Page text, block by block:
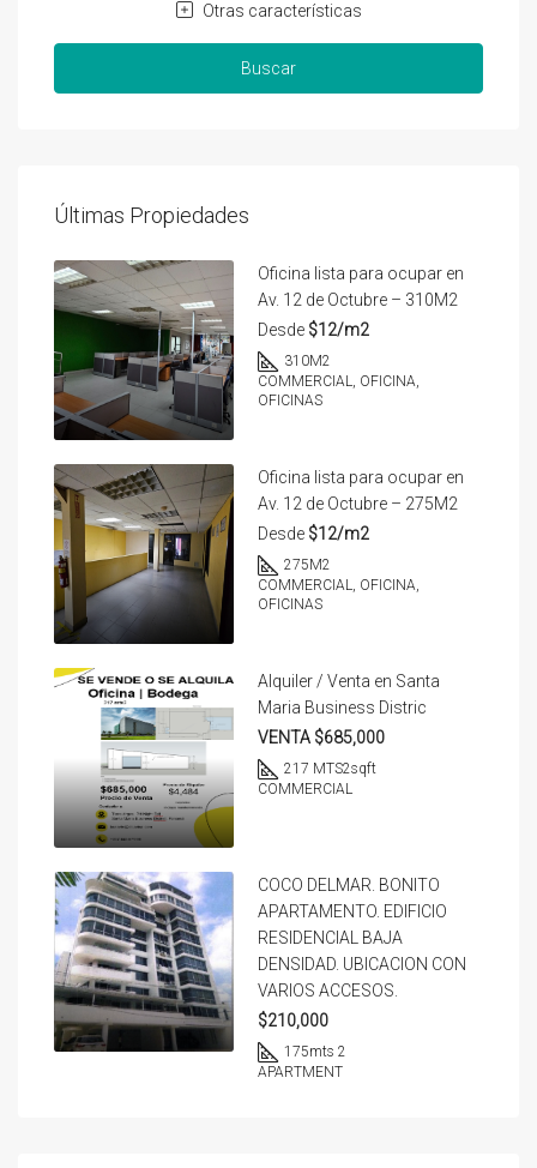
Otras características
Buscar
Últimas Propiedades
Oficina lista para ocupar en
Av. 12 de Octubre – 310M2
Desde $12/m2
310M2
COMMERCIAL, OFICINA,
OFICINAS
Oficina lista para ocupar en
Av. 12 de Octubre – 275M2
Desde $12/m2
275M2
COMMERCIAL, OFICINA,
OFICINAS
Alquiler / Venta en Santa
Maria Business Distric
VENTA $685,000
217 MTS2sqft
COMMERCIAL
COCO DELMAR. BONITO
APARTAMENTO. EDIFICIO
RESIDENCIAL BAJA
DENSIDAD. UBICACION CON
VARIOS ACCESOS.
$210,000
175mts 2
APARTMENT